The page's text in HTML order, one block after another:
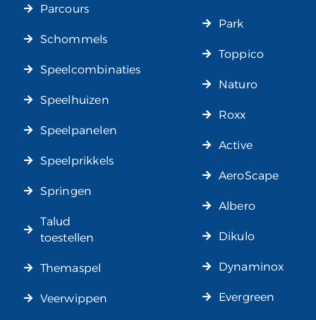
Parcours
Schommels
Speelcombinaties
Speelhuizen
Speelpanelen
Speelprikkels
Springen
Talud
toestellen
Themaspel
Veerwippen
Park
Toppico
Naturo
Roxx
Active
AeroScape
Albero
Dikulo
Dynaminox
Evergreen